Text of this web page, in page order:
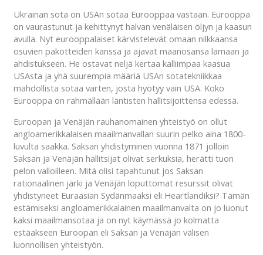
Ukrainan sota on USAn sotaa Eurooppaa vastaan. Eurooppa
on vaurastunut ja kehittynyt halvan venäläisen öljyn ja kaasun
avulla. Nyt eurooppalaiset kärvistelevät omaan nilkkaansa
osuvien pakotteiden kanssa ja ajavat maanosansa lamaan ja
ahdistukseen. He ostavat neljä kertaa kalliimpaa kaasua
USAsta ja yhä suurempia määriä USAn sotatekniikkaa
mahdollista sotaa varten, josta hyötyy vain USA. Koko
Eurooppa on rähmällään läntisten hallitsijoittensa edessä.
Euroopan ja Venäjän rauhanomainen yhteistyö on ollut
angloamerikkalaisen maailmanvallan suurin pelko aina 1800-
luvulta saakka. Saksan yhdistyminen vuonna 1871 jolloin
Saksan ja Venäjän hallitsijat olivat serkuksia, herätti tuon
pelon valloilleen. Mitä olisi tapahtunut jos Saksan
rationaalinen järki ja Venäjän loputtomat resurssit olivat
yhdistyneet Euraasian Sydänmaaksi eli Heartlandiksi? Tämän
estämiseksi angloamerikkalainen maailmanvalta on jo luonut
kaksi maailmansotaa ja on nyt käymässä jo kolmatta
estääkseen Euroopan eli Saksan ja Venäjän välisen
luonnollisen yhteistyön.